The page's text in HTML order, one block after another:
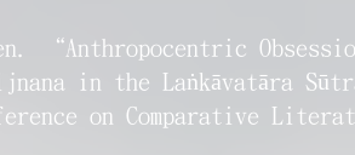
“Anthropocentric
in the Laṅkāvatāra
on Comparative